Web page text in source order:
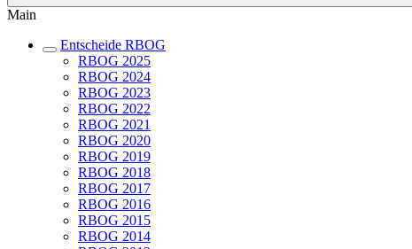
Main
Entscheide RBOG
RBOG 2025
RBOG 2024
RBOG 2023
RBOG 2022
RBOG 2021
RBOG 2020
RBOG 2019
RBOG 2018
RBOG 2017
RBOG 2016
RBOG 2015
RBOG 2014